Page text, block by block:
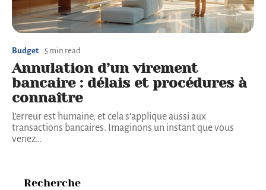
Budget 5 min read
Annulation d’un virement
bancaire : délais et procédures à
connaître
L'erreur est humaine, et cela s'applique aussi aux
transactions bancaires. Imaginons un instant que vous
venez…
Recherche